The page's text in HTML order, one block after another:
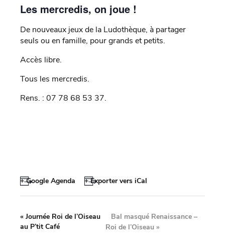
Les mercredis, on joue !
De nouveaux jeux de la Ludothèque, à partager
seuls ou en famille, pour grands et petits.
Accès libre.
Tous les mercredis.
Rens. : 07 78 68 53 37.
+ Google Agenda + Exporter vers iCal
« Journée Roi de l’Oiseau
au P’tit Café
Bal masqué Renaissance –
Roi de l’Oiseau»